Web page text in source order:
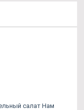
салат Нам